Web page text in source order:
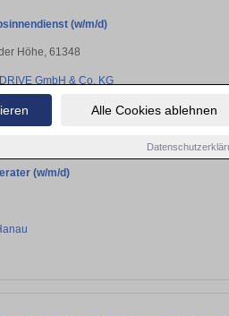
Alle Cookies ablehnen
(w/m/d)
Höhe, 61348
GmbH & Co. KG
(w/m/d)